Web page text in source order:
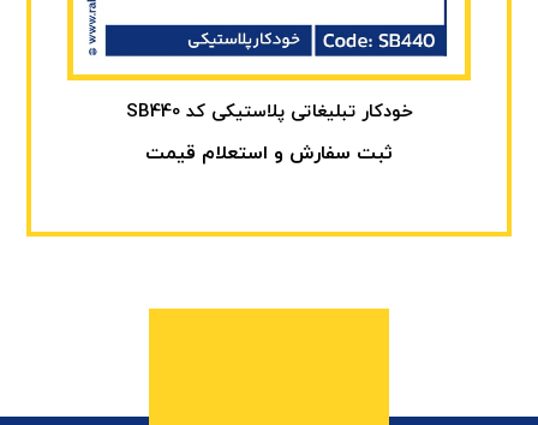
خودکار تبلیغاتی پلاستیکی کد SB440
ثبت سفارش و استعلام قیمت